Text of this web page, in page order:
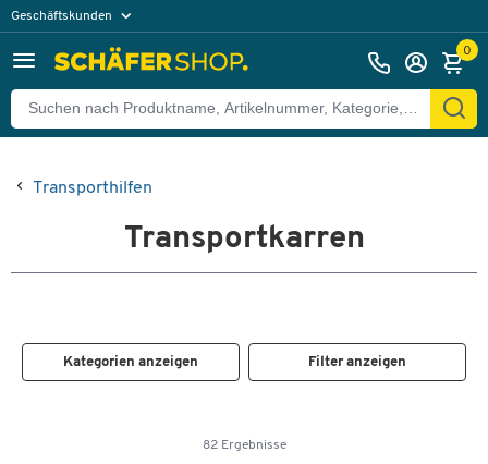
Geschäftskunden
0
Transporthilfen
Transportkarren
Kategorien anzeigen Filter anzeigen
82 Ergebnisse